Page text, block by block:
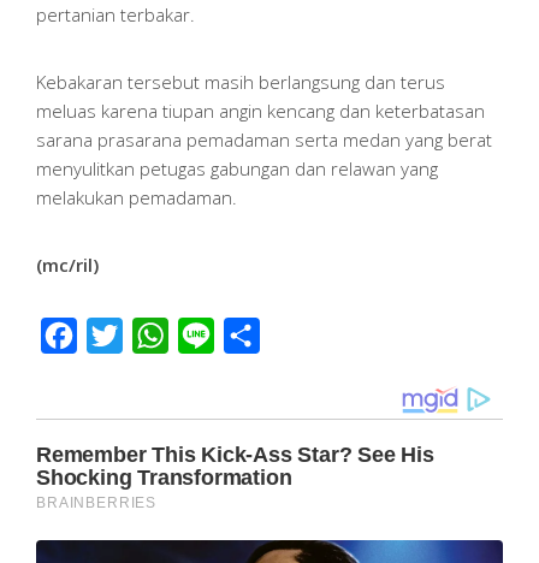
pertanian terbakar.
Kebakaran tersebut masih berlangsung dan terus
meluas karena tiupan angin kencang dan keterbatasan
sarana prasarana pemadaman serta medan yang berat
menyulitkan petugas gabungan dan relawan yang
melakukan pemadaman.
(mc/ril)
Facebook
Twitter WhatsApp
Line